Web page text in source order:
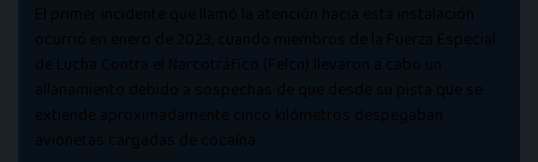
El primer incidente que llamó la atención hacia esta instalación
ocurrió en enero de 2023, cuando miembros de la Fuerza Especial
de Lucha Contra el Narcotráfico (Felcn) llevaron a cabo un
allanamiento debido a sospechas de que desde su pista que se
extiende aproximadamente cinco kilómetros despegaban
avionetas cargadas de cocaína.